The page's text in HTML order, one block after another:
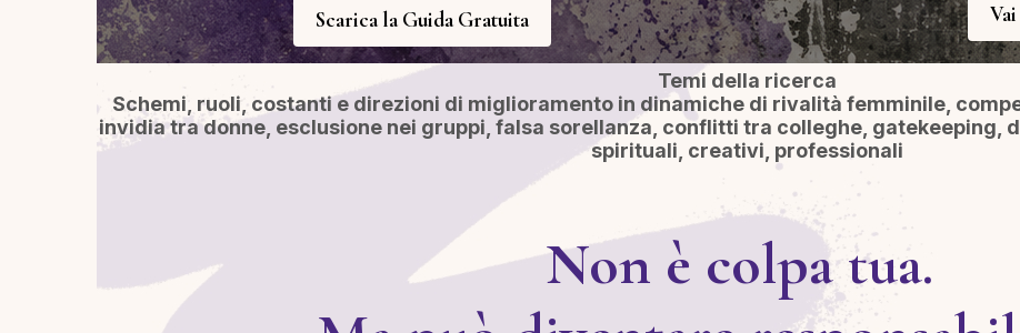
Scarica la Guida Gratuita
Temi della ricerca
Schemi, ruoli, costanti e direzioni di miglioramento in dinamiche di rivalità femminile,
invidia tra donne, esclusione nei gruppi, falsa sorellanza, conflitti tra colleghe, gatekeeping,
spirituali, creativi, professionali
Non è colpa tua.